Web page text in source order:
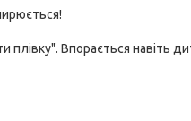
плівку". Впорається навіть